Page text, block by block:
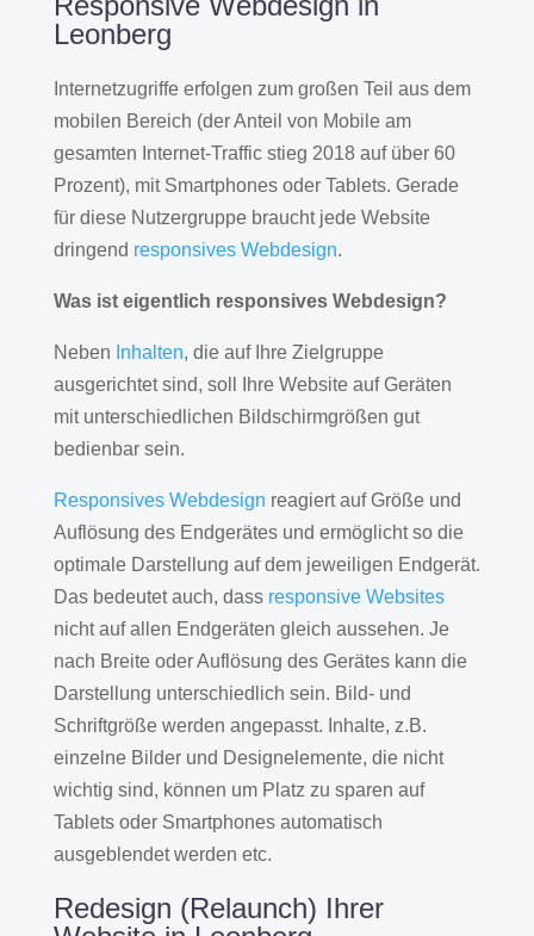
Leonberg
Internetzugriffe erfolgen zum großen Teil aus dem
mobilen Bereich (der Anteil von Mobile am
gesamten Internet-Traffic stieg 2018 auf über 60
Prozent), mit Smartphones oder Tablets. Gerade
für diese Nutzergruppe braucht jede Website
dringend responsives Webdesign.
Was ist eigentlich responsives Webdesign?
Neben Inhalten, die auf Ihre Zielgruppe
ausgerichtet sind, soll Ihre Website auf Geräten
mit unterschiedlichen Bildschirmgrößen gut
bedienbar sein.
Responsives Webdesign reagiert auf Größe und
Auflösung des Endgerätes und ermöglicht so die
optimale Darstellung auf dem jeweiligen Endgerät.
Das bedeutet auch, dass responsive Websites
nicht auf allen Endgeräten gleich aussehen. Je
nach Breite oder Auflösung des Gerätes kann die
Darstellung unterschiedlich sein. Bild- und
Schriftgröße werden angepasst. Inhalte, z.B.
einzelne Bilder und Designelemente, die nicht
wichtig sind, können um Platz zu sparen auf
Tablets oder Smartphones automatisch
ausgeblendet werden etc.
Redesign (Relaunch) Ihrer